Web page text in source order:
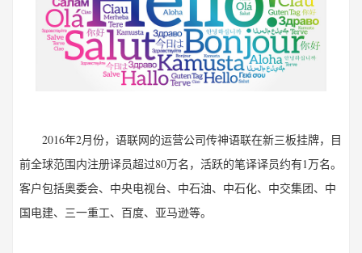
2016年2月份，语联网的运营公司传神语联在新三板挂牌，目
前全球范围内注册译员超过80万名，活跃的笔译译员约有1万名。
客户包括奥委会、中央电视台、中石油、中石化、中交集团、中
国电建、三一重工、百度、亚马逊等。